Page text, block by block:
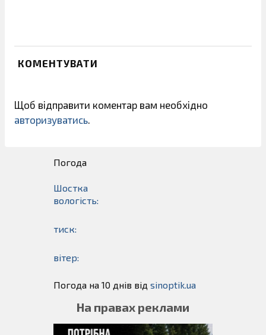
КОМЕНТУВАТИ
Щоб відправити коментар вам необхідно
авторизуватись.
Погода
Шостка
вологість:
тиск:
вітер:
Погода на 10 днів від sinoptik.ua
На правах реклами